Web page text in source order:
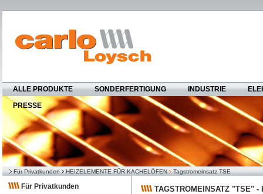
ALLE PRODUKTE SONDERFERTIGUNG INDUSTRIE
PRESSE
Für Privatkunden HEIZELEMENTE FÜR KACHELÖFEN Tagstromeinsatz TSE
Für Privatkunden TAGSTROMEINSATZ "TSE" -